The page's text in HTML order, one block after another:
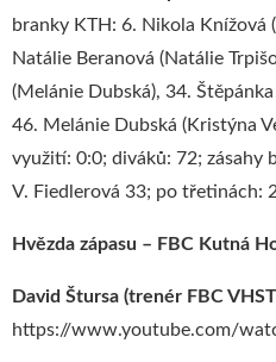
branky KTH: 6. Nikola Knížová
Natálie Beranová (Natálie
(Melánie Dubská), 34.
46. Melánie Dubská (Kristýna
využití: 0:0; diváků: 72; zásahy
V. Fiedlerová 33; po třetinách:
Hvězda zápasu – FBC Kutná
David Štursa (trenér FBC
https://www.youtube.com/